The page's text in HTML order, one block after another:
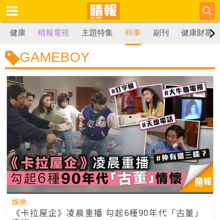
健康 晴報電視 主題特集 時事 副刊 健康財富
GAMEBOY
娛樂
《卡拉屋企》凌晨重播 勾起6種90年代「古董」